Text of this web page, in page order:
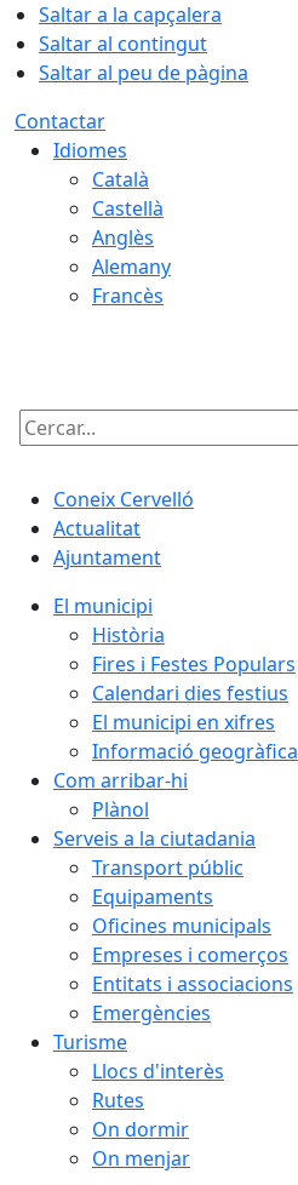
Saltar a la capçalera
Saltar al contingut
Saltar al peu de pàgina
Contactar
Idiomes
Català
Castellà
Anglès
Alemany
Francès
Cercar:
Coneix Cervelló
Actualitat
Ajuntament
El municipi
Història
Fires i Festes Populars
Calendari dies festius
El municipi en xifres
Informació geogràfica
Com arribar-hi
Plànol
Serveis a la ciutadania
Transport públic
Equipaments
Oficines municipals
Empreses i comerços
Entitats i associacions
Emergències
Turisme
Llocs d'interès
Rutes
On dormir
On menjar